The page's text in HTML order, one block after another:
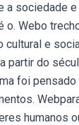
a sociedade
o. Webo
cultural e
partir do
foi
humanos